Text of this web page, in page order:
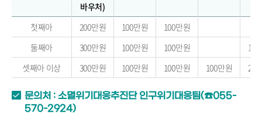
바우처)
첫째아 200만원 100만원
100만원
둘째아
300만원 100만원 100만원
셋째아 이상
300만원 100만원 100만원 100만원
문의처 : 소멸위기대응추진단 인구위기대응팀(☎055-
570-2924)